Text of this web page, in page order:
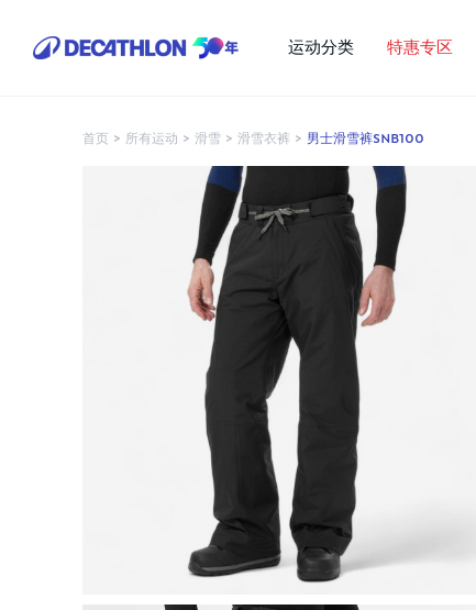
运动分类 特惠专区
首页 > 所有运动 > 滑雪 > 滑雪衣裤 > 男士滑雪裤SNB100